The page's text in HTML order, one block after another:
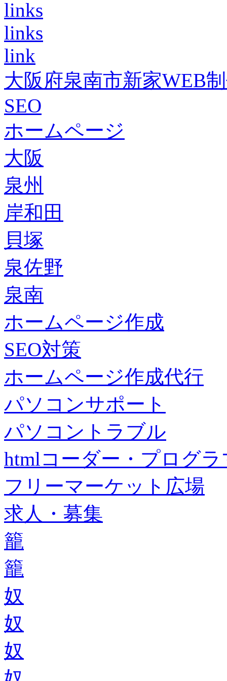
links
links
link
大阪府泉南市新家WEB
SEO
ホームページ
大阪
泉州
岸和田
貝塚
泉佐野
泉南
ホームページ作成
SEO対策
ホームページ作成代行
パソコンサポート
パソコントラブル
htmlコーダー・プログラ
フリーマーケット広場
求人・募集
籠
籠
奴
奴
奴